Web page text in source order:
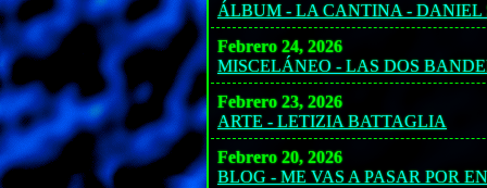
ÁLBUM - LA CANTINA - DANIEL
Febrero 24, 2026
MISCELÁNEO - LAS DOS
Febrero 23, 2026
ARTE - LETIZIA BATTAGLIA
Febrero 20, 2026
BLOG - ME VAS A PASAR POR